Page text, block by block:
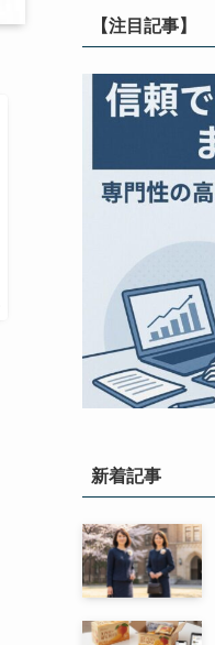
【注目記事】
新着記事